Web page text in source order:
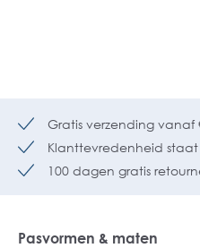
Gratis verzending vanaf
Klanttevredenheid
100 dagen gratis
Pasvormen & maten